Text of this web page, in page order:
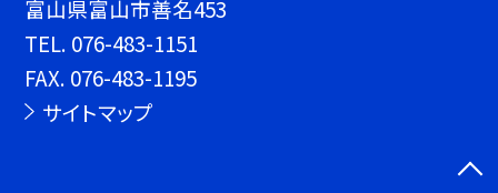
富山県富山市善名453
TEL. 076-483-1151
FAX. 076-483-1195
サイトマップ